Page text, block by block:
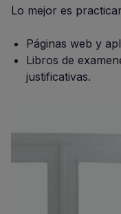
Lo mejor es
Páginas web y
Libros de
justificativas.